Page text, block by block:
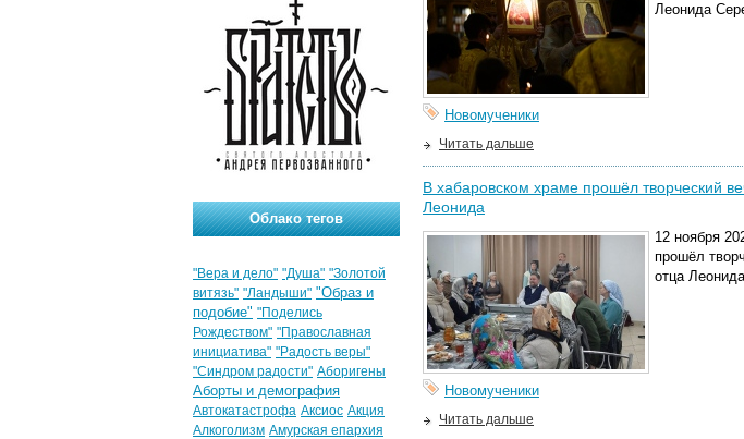
Леонида
Новомученики
Читать дальше
В хабаровском храме прошёл творческий
Леонида
12 ноября
прошёл
отца
Новомученики
Читать дальше
Облако тегов
"Вера и дело" "Душа" "Золотой
витязь" "Ландыши" "Образ и
подобие" "Поделись
Рождеством" "Православная
инициатива" "Радость веры"
"Синдром радости" Аборигены
Аборты и демография
Автокатастрофа Аксиос Акция
Алкоголизм Амурская епархия